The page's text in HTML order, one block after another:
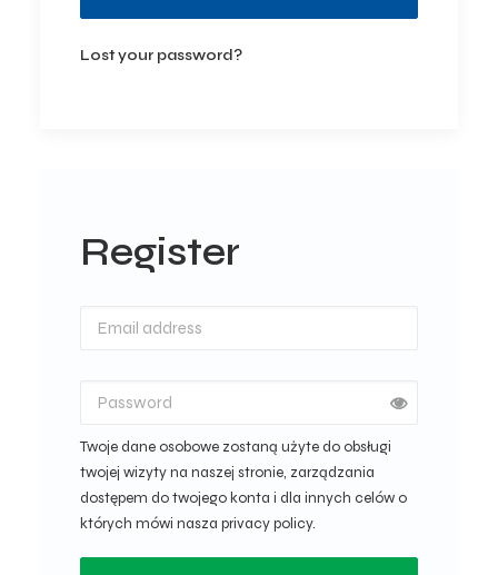
Lost your password?
Register
Twoje dane osobowe zostaną użyte do obsługi
twojej wizyty na naszej stronie, zarządzania
dostępem do twojego konta i dla innych celów o
których mówi nasza privacy policy.